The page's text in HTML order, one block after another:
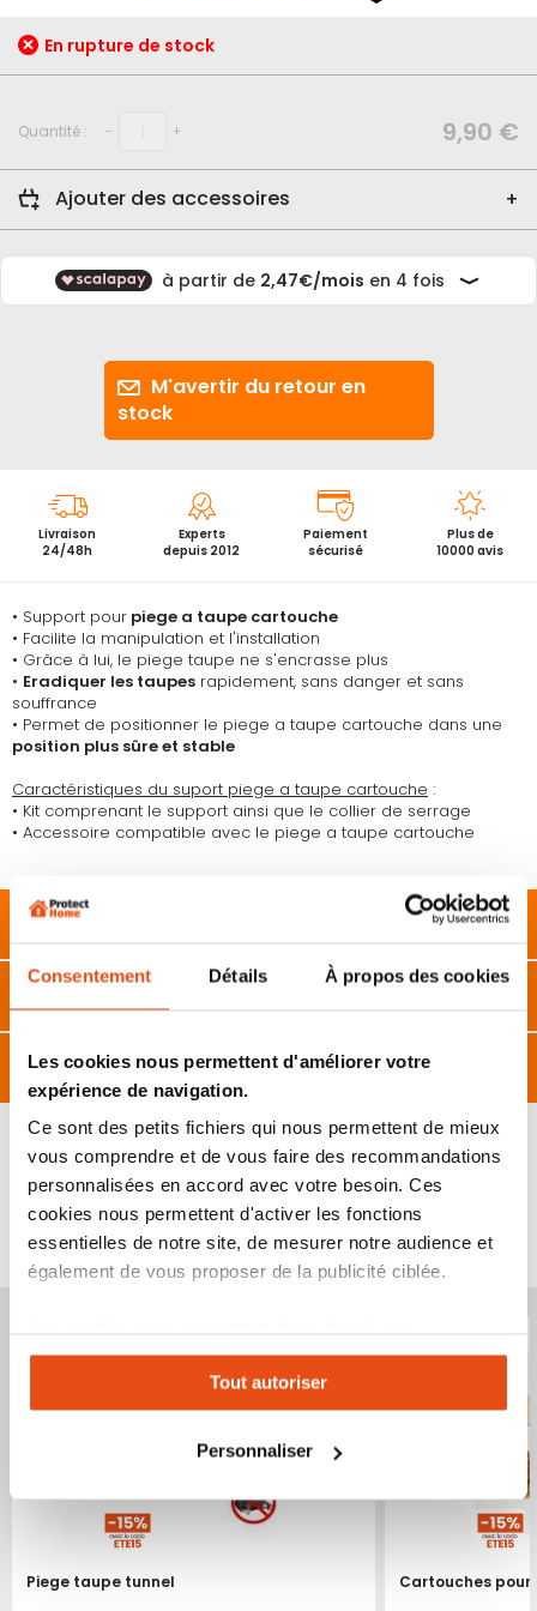
Consentement Détails À propos des cookies
Les cookies nous permettent d'améliorer votre
expérience de navigation.
Ce sont des petits fichiers qui nous permettent de mieux
vous comprendre et de vous faire des recommandations
personnalisées en accord avec votre besoin. Ces
cookies nous permettent d'activer les fonctions
essentielles de notre site, de mesurer notre audience et
également de vous proposer de la publicité ciblée.
expérience personnalisée sur notre site. Vous pouvez
changer votre choix à n'importe quel moment. Refuser
tous les cookies peut limiter certaines fonctionnalités.
Tout autoriser
Personnaliser
de
la
• Support pour piege a taupe cartouche
• Facilite la manipulation et l'installation
• Grâce à lui, le piege taupe ne s'encrasse plus
• Eradiquer les taupes rapidement, sans danger et sans
souffrance
• Permet de positionner le piege a taupe cartouche dans une
position plus sûre et stable
Caractéristiques du suport piege a taupe cartouche :
• Kit comprenant le support ainsi que le collier de serrage
• Accessoire compatible avec le piege a taupe cartouche
En rupture de stock
Quantité : - + 9,90 €
Ajouter des accessoires
M'avertir du retour en
stock
Livraison
24/48h
Experts
depuis 2012
Paiement
sécurisé
Plus de
10000 avis
Description
Avis
VOUS POURRIEZ ÉGALEMENT ÊTRE INTÉRESSÉ
PAR...
Piege taupe tunnel Cartouches pour